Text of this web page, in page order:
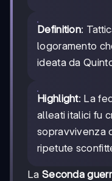
Definition:
logoramento
ideata da
Highlight: La
alleati italici fu
sopravvivenza
ripetute
La Seconda